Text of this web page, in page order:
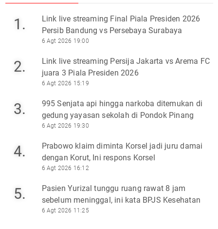
1.
Link live streaming Final Piala Presiden 2026
Persib Bandung vs Persebaya Surabaya
6 Agt 2026 19:00
2.
Link live streaming Persija Jakarta vs Arema FC
juara 3 Piala Presiden 2026
6 Agt 2026 15:19
3.
995 Senjata api hingga narkoba ditemukan di
gedung yayasan sekolah di Pondok Pinang
6 Agt 2026 19:30
4.
Prabowo klaim diminta Korsel jadi juru damai
dengan Korut, Ini respons Korsel
6 Agt 2026 16:12
5.
Pasien Yurizal tunggu ruang rawat 8 jam
sebelum meninggal, ini kata BPJS Kesehatan
6 Agt 2026 11:25